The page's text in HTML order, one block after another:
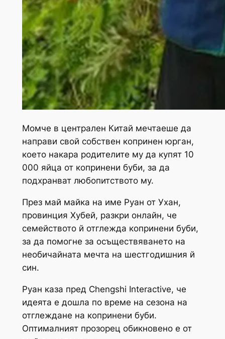
Момче в централен Китай мечтаеше да
направи свой собствен копринен юрган,
което накара родителите му да купят 10
000 яйца от копринени буби, за да
подхранват любопитството му.
През май майка на име Руан от Ухан,
провинция Хубей, разкри онлайн, че
семейството й отглежда копринени буби,
за да помогне за осъществяването на
необичайната мечта на шестгодишния й
син.
Руан каза пред Chengshi Interactive, че
идеята е дошла по време на сезона на
отглеждане на копринени буби.
Оптималният прозорец обикновено е от